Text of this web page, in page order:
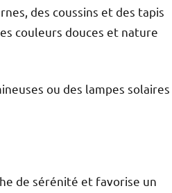
des coussins et des tapis
couleurs douces et nature
ou des lampes solaires
de sérénité et favorise un